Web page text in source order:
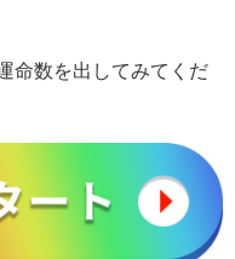
命数を出してみてくだ